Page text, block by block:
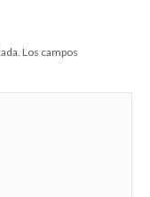
Los campos